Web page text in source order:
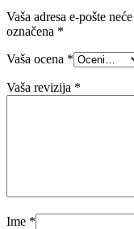
Vaša adresa e-pošte
označena *
Vaša ocena *
Vaša revizija *
Ime *